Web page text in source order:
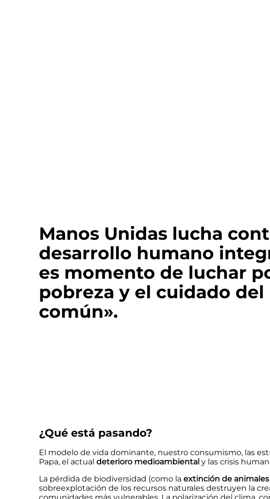
Manos Unidas lucha
desarrollo humano
es momento de luchar
pobreza y el cuidado
común».
¿Qué está pasando?
El modelo de vida dominante, nuestro consumismo, las
Papa, el actual deterioro medioambiental y las crisis
La pérdida de biodiversidad (como la extinción de animales
sobreexplotación de los recursos naturales destruyen la